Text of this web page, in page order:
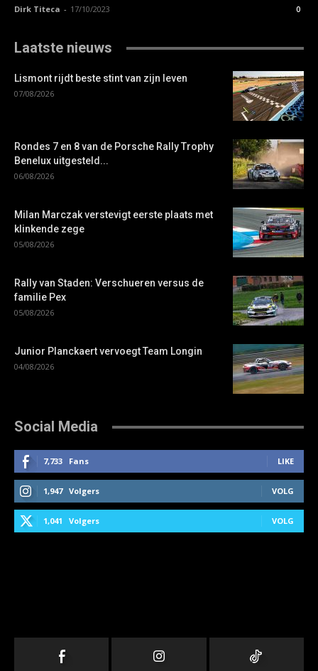
Dirk Titeca - 17/10/2023 0
Laatste nieuws
Lismont rijdt beste stint van zijn leven
07/08/2026
Rondes 7 en 8 van de Porsche Rally Trophy
Benelux uitgesteld...
06/08/2026
Milan Marczak verstevigt eerste plaats met
klinkende zege
05/08/2026
Rally van Staden: Verschueren versus de
familie Pex
05/08/2026
Junior Planckaert vervoegt Team Longin
04/08/2026
Social Media
7,733 Fans LIKE
1,947 Volgers VOLG
1,041 Volgers VOLG